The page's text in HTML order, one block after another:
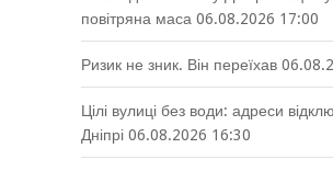
повітряна маса 06.08.2026 17:00
Ризик не зник. Він переїхав
Цілі вулиці без води: адреси
Дніпрі 06.08.2026 16:30